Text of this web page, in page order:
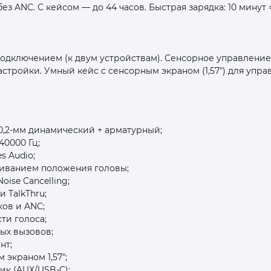
ANC. С кейсом — до 44 часов. Быстрая зарядка: 10
(к двум устройствам). Сенсорное
Умный кейс с сенсорным экраном (1,57″) для
динамический + арматурный;
Гц;
Audio;
положения головы;
Cancelling;
TalkThru;
и ANC;
голоса;
вызовов;
1,57″;